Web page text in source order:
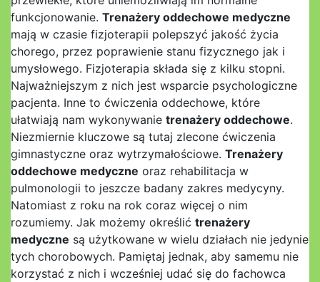
funkcjonowanie. Trenażery oddechowe medyczne
mają w czasie fizjoterapii polepszyć jakość życia
chorego, przez poprawienie stanu fizycznego jak i
umysłowego. Fizjoterapia składa się z kilku stopni.
Najważniejszym z nich jest wsparcie psychologiczne
pacjenta. Inne to ćwiczenia oddechowe, które
ułatwiają nam wykonywanie trenażery oddechowe.
Niezmiernie kluczowe są tutaj zlecone ćwiczenia
gimnastyczne oraz wytrzymałościowe. Trenażery
oddechowe medyczne oraz rehabilitacja w
pulmonologii to jeszcze badany zakres medycyny.
Natomiast z roku na rok coraz więcej o nim
rozumiemy. Jak możemy określić trenażery
medyczne są użytkowane w wielu działach nie jedynie
tych chorobowych. Pamiętaj jednak, aby samemu nie
korzystać z nich i wcześniej udać się do fachowca